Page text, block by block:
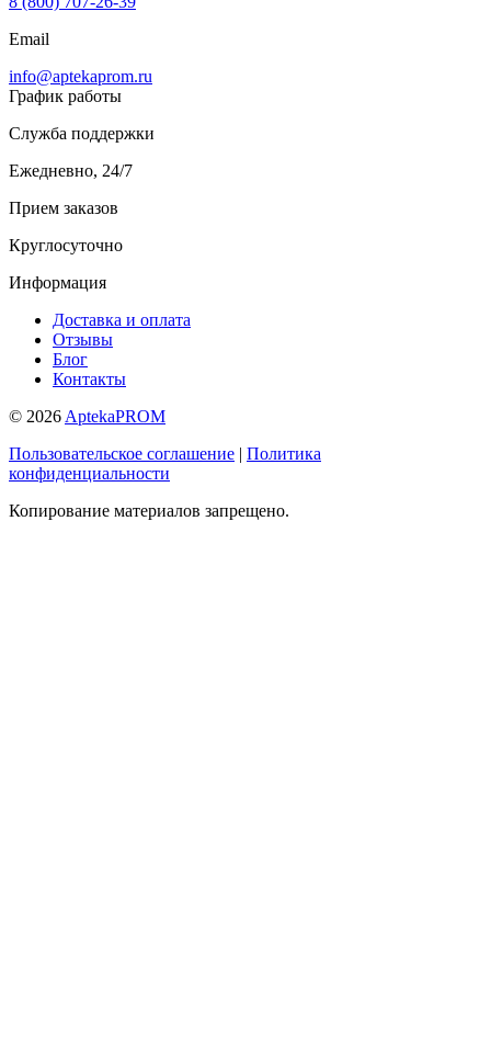
Email
info@aptekaprom.ru
График работы
Служба поддержки
Ежедневно, 24/7
Прием заказов
Круглосуточно
Информация
Доставка и оплата
Отзывы
Блог
Контакты
© 2026 AptekaPROM
Пользовательское соглашение | Политика
конфиденциальности
Копирование материалов запрещено.